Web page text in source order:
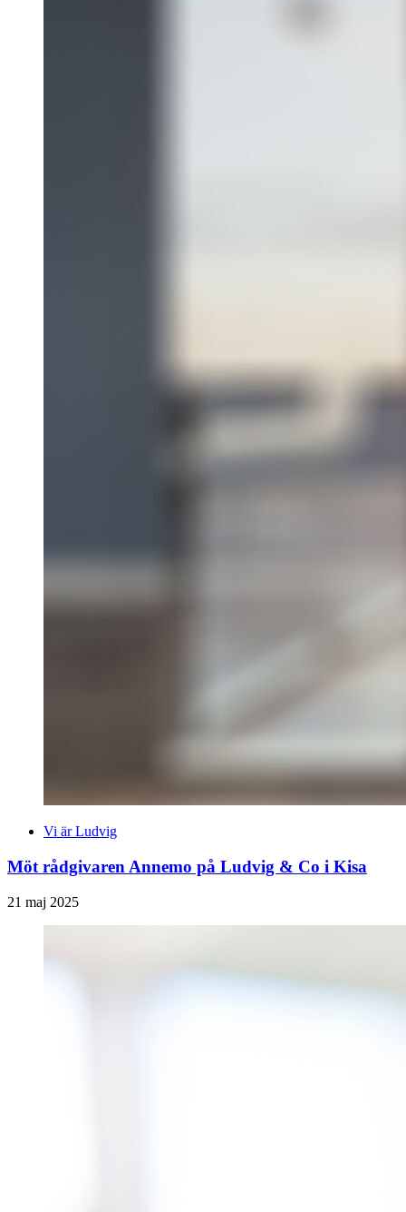
Vi är Ludvig
Möt rådgivaren Annemo på Ludvig & Co i Kisa
21 maj 2025